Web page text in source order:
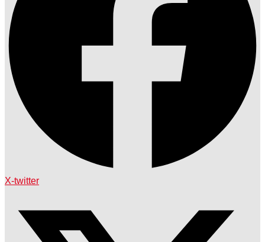
X-twitter